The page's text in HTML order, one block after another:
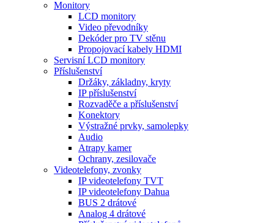
Monitory
LCD monitory
Video převodníky
Dekóder pro TV stěnu
Propojovací kabely HDMI
Servisní LCD monitory
Příslušenství
Držáky, základny, kryty
IP příslušenství
Rozvaděče a příslušenství
Konektory
Výstražné prvky, samolepky
Audio
Atrapy kamer
Ochrany, zesilovače
Videotelefony, zvonky
IP videotelefony TVT
IP videotelefony Dahua
BUS 2 drátové
Analog 4 drátové